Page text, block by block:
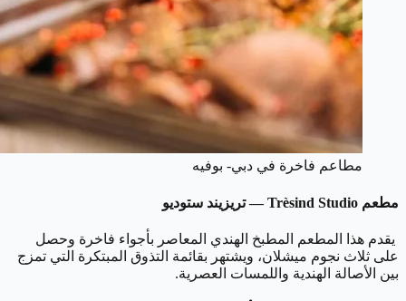
مطاعم فاخرة في دبي- بوفيه
مطعم Trèsind Studio — تريزيند ستوديو
يقدم هذا المطعم المطبخ الهندي المعاصر بأجواء فاخرة وحصل
على ثلاث نجوم ميشلان، ويشتهر بقائمة التذوق المبتكرة التي تمزج
بين الأصالة الهندية واللمسات العصرية.